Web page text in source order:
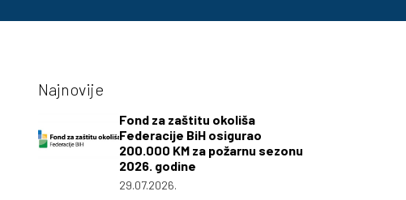
Najnovije
Fond za zaštitu okoliša
Federacije BiH osigurao
200.000 KM za požarnu sezonu
2026. godine
29.07.2026.